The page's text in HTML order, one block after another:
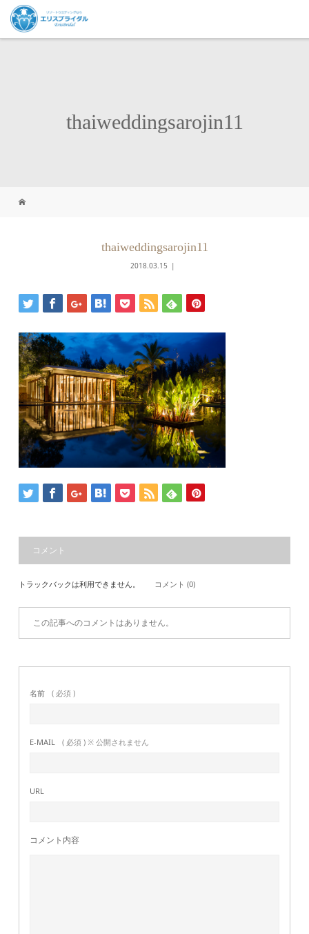
thaiweddingsarojin11
thaiweddingsarojin11
2018.03.15
コメント
トラックバックは利用できません。 コメント (0)
この記事へのコメントはありません。
名前 ( 必須 )
E-MAIL ( 必須 ) ※ 公開されません
URL
コメント内容